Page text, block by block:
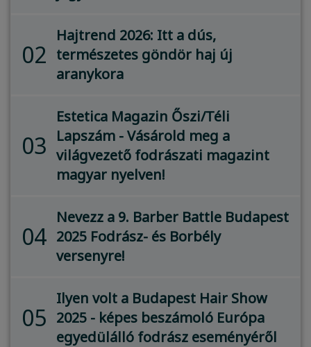
02
Hajtrend 2026: Itt a dús,
természetes göndör haj új
aranykora
03
Estetica Magazin Őszi/Téli
Lapszám - Vásárold meg a
világvezető fodrászati magazint
magyar nyelven!
04
Nevezz a 9. Barber Battle Budapest
2025 Fodrász- és Borbély
versenyre!
05
Ilyen volt a Budapest Hair Show
2025 - képes beszámoló Európa
egyedülálló fodrász eseményéről